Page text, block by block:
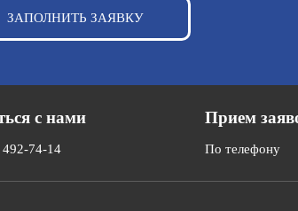
ЗАПОЛНИТЬ ЗАЯВКУ
с нами
74-14
Прием
По телефону